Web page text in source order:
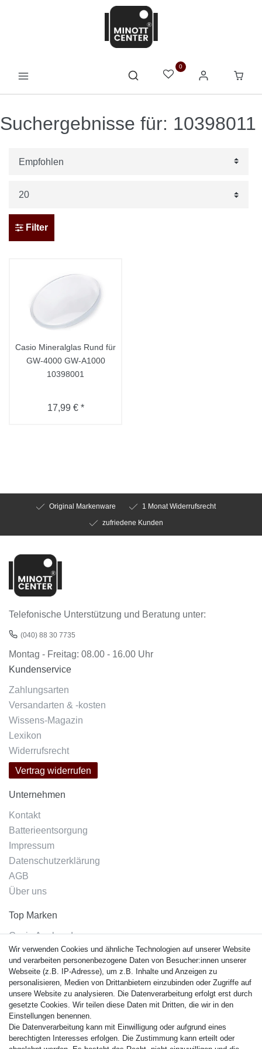
0
Suchergebnisse für: 10398011
Filter
Casio Mineralglas Rund für
GW-4000 GW-A1000
10398001
17,99 € *
Original Markenware
1 Monat Widerrufsrecht
zufriedene Kunden
Telefonische Unterstützung und Beratung unter:
(040) 88 30 7735
Montag - Freitag: 08.00 - 16.00 Uhr
Kundenservice
Zahlungsarten
Versandarten & -kosten
Wissens-Magazin
Lexikon
Widerrufsrecht
Vertrag widerrufen
Unternehmen
Kontakt
Batterieentsorgung
Impressum
Datenschutzerklärung
AGB
Über uns
Top Marken
Casio Armband
Festina Armband
Citizen Armband
M. Lacroix Armband
J. Lemans Armband
Uhrenarmbänder - Alle
Sicherheit
Wir verwenden Cookies und ähnliche Technologien auf unserer Website
und verarbeiten personenbezogene Daten von Besucher:innen unserer
Webseite (z.B. IP-Adresse), um z.B. Inhalte und Anzeigen zu
personalisieren, Medien von Drittanbietern einzubinden oder Zugriffe auf
unsere Website zu analysieren. Die Datenverarbeitung erfolgt erst durch
gesetzte Cookies. Wir teilen diese Daten mit Dritten, die wir in den
Einstellungen benennen.
Die Datenverarbeitung kann mit Einwilligung oder aufgrund eines
berechtigten Interesses erfolgen. Die Zustimmung kann erteilt oder